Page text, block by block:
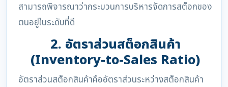
สามารถพิจารณาว่ากระบวนการบริหารจัดการสต็อกของ
ตนอยู่ในระดับที่ดี
2. อัตราส่วนสต็อกสินค้า
(Inventory-to-Sales Ratio)
อัตราส่วนสต็อกสินค้าคืออัตราส่วนระหว่างสต็อกสินค้า